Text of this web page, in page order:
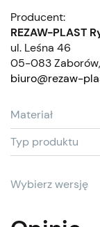
Producent:
REZAW-PLAST
ul. Leśna 46
05-083
biuro@rezaw-
Materiał
Typ produktu
Wybierz wersję